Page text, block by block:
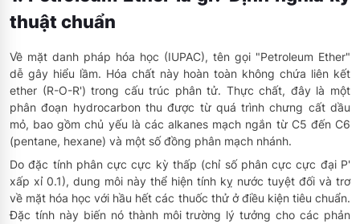
thuật chuẩn
Về mặt danh pháp hóa học (IUPAC), tên gọi "Petroleum Ether"
dễ gây hiểu lầm. Hóa chất này hoàn toàn không chứa liên kết
ether (R-O-R') trong cấu trúc phân tử. Thực chất, đây là một
phân đoạn hydrocarbon thu được từ quá trình chưng cất dầu
mỏ, bao gồm chủ yếu là các alkanes mạch ngắn từ C5 đến C6
(pentane, hexane) và một số đồng phân mạch nhánh.
Do đặc tính phân cực cực kỳ thấp (chỉ số phân cực cực đại P'
xấp xỉ 0.1), dung môi này thể hiện tính kỵ nước tuyệt đối và trơ
về mặt hóa học với hầu hết các thuốc thử ở điều kiện tiêu chuẩn.
Đặc tính này biến nó thành môi trường lý tưởng cho các phản